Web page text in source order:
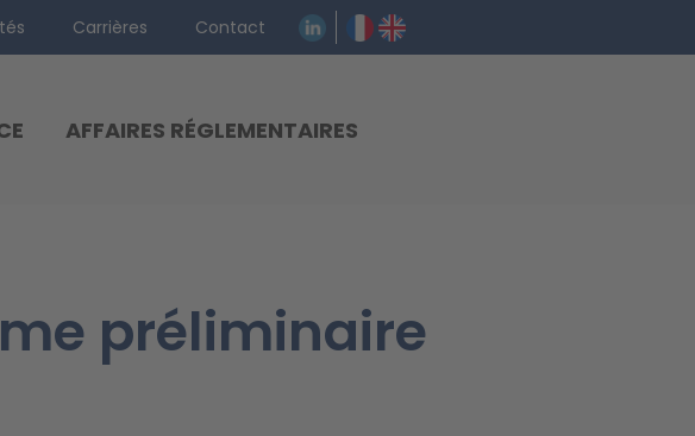
Carrières Contact
AFFAIRES RÉGLEMENTAIRES
préliminaire